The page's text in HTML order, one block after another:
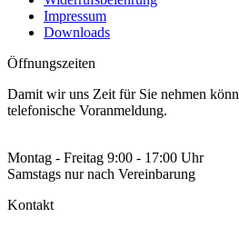
Impressum
Downloads
Öffnungszeiten
Damit wir uns Zeit für Sie nehmen
telefonische Voranmeldung.
Montag - Freitag 9:00 - 17:00 Uhr
Samstags nur nach Vereinbarung
Kontakt